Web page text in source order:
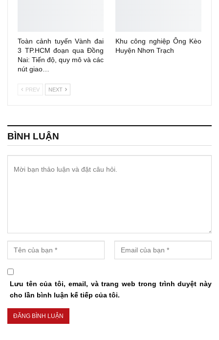
Toàn cảnh tuyến Vành đai
3 TP.HCM đoạn qua Đồng
Nai: Tiến độ, quy mô và các
nút giao…
Khu công nghiệp Ông Kèo
Huyện Nhơn Trạch
PREV NEXT
BÌNH LUẬN
Lưu tên của tôi, email, và trang web trong trình duyệt này
cho lần bình luận kế tiếp của tôi.